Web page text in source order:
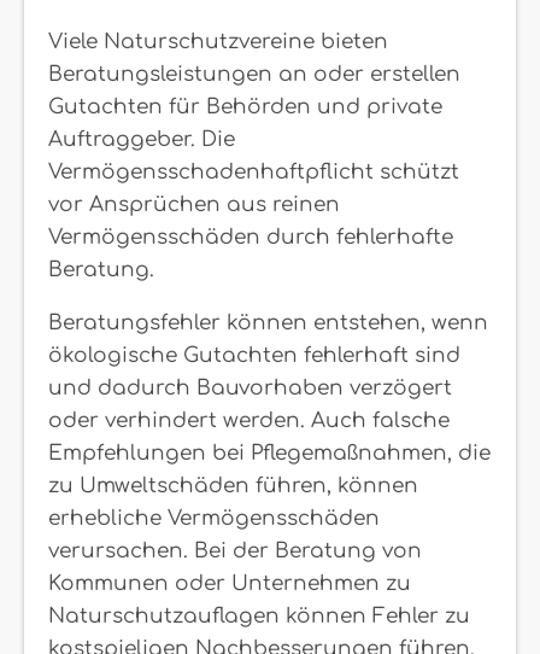
Viele Naturschutzvereine bieten
Beratungsleistungen an oder erstellen
Gutachten für Behörden und private
Auftraggeber. Die
Vermögensschadenhaftpflicht schützt
vor Ansprüchen aus reinen
Vermögensschäden durch fehlerhafte
Beratung.
Beratungsfehler können entstehen, wenn
ökologische Gutachten fehlerhaft sind
und dadurch Bauvorhaben verzögert
oder verhindert werden. Auch falsche
Empfehlungen bei Pflegemaßnahmen, die
zu Umweltschäden führen, können
erhebliche Vermögensschäden
verursachen. Bei der Beratung von
Kommunen oder Unternehmen zu
Naturschutzauflagen können Fehler zu
kostspieligen Nachbesserungen führen.